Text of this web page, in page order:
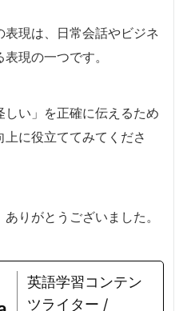
現は、日常会話やビジネ
現の一つです。
い」を正確に伝えるため
に役立ててみてくださ
りがとうございました。
英語学習コンテン
ツライター /